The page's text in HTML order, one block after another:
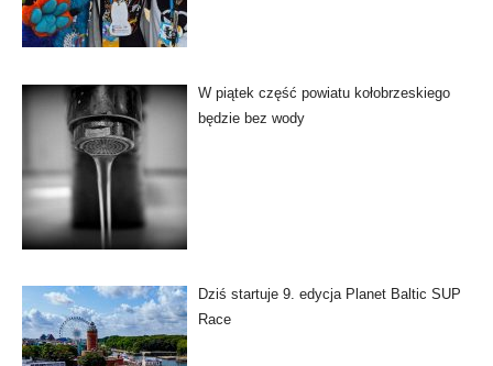
W piątek część powiatu kołobrzeskiego
będzie bez wody
Dziś startuje 9. edycja Planet Baltic SUP
Race